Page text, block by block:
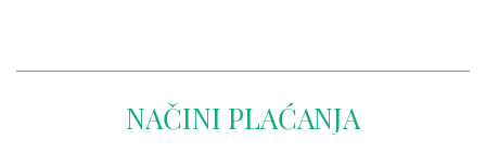
NAČINI PLAĆANJA